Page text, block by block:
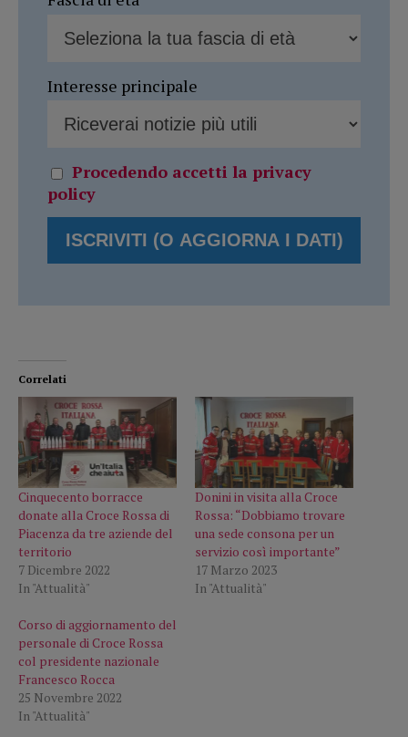
Interesse principale
Procedendo accetti la privacy
policy
Correlati
Cinquecento borracce
donate alla Croce Rossa di
Piacenza da tre aziende del
territorio
7 Dicembre 2022
In "Attualità"
Donini in visita alla Croce
Rossa: “Dobbiamo trovare
una sede consona per un
servizio così importante”
17 Marzo 2023
In "Attualità"
Corso di aggiornamento del
personale di Croce Rossa
col presidente nazionale
Francesco Rocca
25 Novembre 2022
In "Attualità"